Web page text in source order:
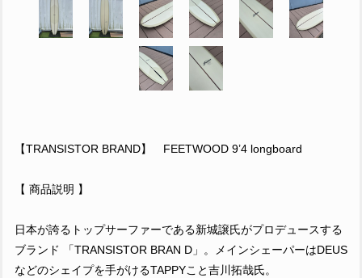
【TRANSISTOR BRAND】 FEETWOOD 9’4 longboard
【 商品説明 】
日本が誇るトップサーファーである新城譲氏がプロデュースする
ブランド 「TRANSISTOR BRAN D」。メインシェーパーはDEUS
などのシェイプを手がけるTAPPYこと吉川拓哉氏。